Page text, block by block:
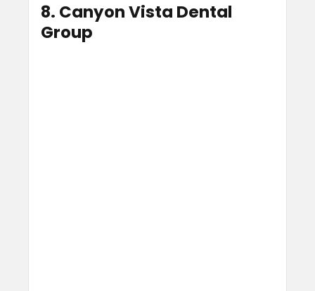
8. Canyon Vista Dental
Group